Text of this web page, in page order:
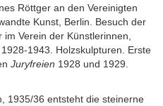
Röttger an den Vereinigten
Kunst, Berlin. Besuch der
Verein der Künstlerinnen,
1943. Holzskulpturen. Erste
Juryfreien 1928 und 1929.
1935/36 entsteht die steinerne